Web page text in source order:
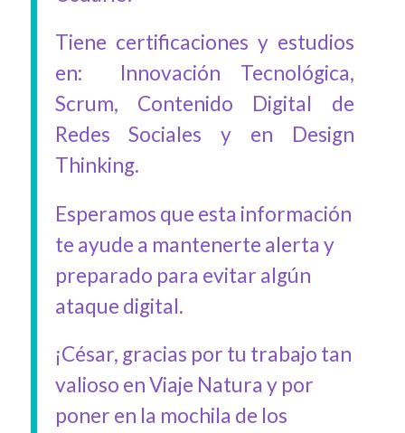
Tiene certificaciones y estudios
en: Innovación Tecnológica,
Scrum, Contenido Digital de
Redes Sociales y en Design
Thinking.
Esperamos que esta información
te ayude a mantenerte alerta y
preparado para evitar algún
ataque digital.
¡César, gracias por tu trabajo tan
valioso en Viaje Natura y por
poner en la mochila de los